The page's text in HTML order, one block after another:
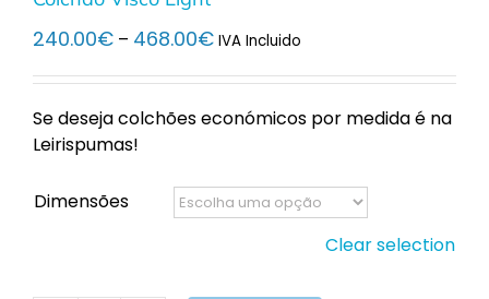
240.00€ – 468.00€Price
240.00€
through
IVA Incluido
Se deseja colchões económicos por medida é na
Leirispumas!
Dimensões
Clear selection